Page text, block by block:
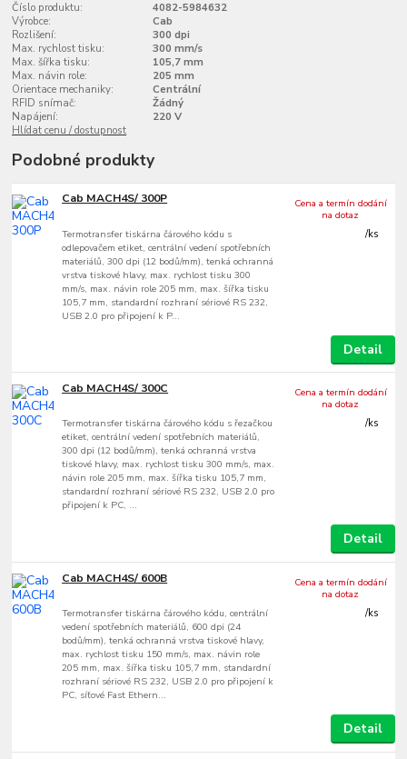
Číslo produktu:
4082-5984632
Výrobce:
Cab
Rozlišení:
300 dpi
Max. rychlost tisku:
300 mm/s
Max. šířka tisku:
105,7 mm
Max. návin role:
205 mm
Orientace mechaniky:
Centrální
RFID snímač:
Žádný
Napájení:
220 V
Hlídat cenu / dostupnost
Podobné produkty
Cab MACH4S/ 300P
Termotransfer tiskárna čárového kódu s
odlepovačem etiket, centrální vedení spotřebních
materiálů, 300 dpi (12 bodů/mm), tenká ochranná
vrstva tiskové hlavy, max. rychlost tisku 300
mm/s, max. návin role 205 mm, max. šířka tisku
105,7 mm, standardní rozhraní sériové RS 232,
USB 2.0 pro připojení k P...
/ks
Cena a termín dodání
na dotaz
Detail
Cab MACH4S/ 300C
Termotransfer tiskárna čárového kódu s řezačkou
etiket, centrální vedení spotřebních materiálů,
300 dpi (12 bodů/mm), tenká ochranná vrstva
tiskové hlavy, max. rychlost tisku 300 mm/s, max.
návin role 205 mm, max. šířka tisku 105,7 mm,
standardní rozhraní sériové RS 232, USB 2.0 pro
připojení k PC, ...
/ks
Cena a termín dodání
na dotaz
Detail
Cab MACH4S/ 600B
Termotransfer tiskárna čárového kódu, centrální
vedení spotřebních materiálů, 600 dpi (24
bodů/mm), tenká ochranná vrstva tiskové hlavy,
max. rychlost tisku 150 mm/s, max. návin role
205 mm, max. šířka tisku 105,7 mm, standardní
rozhraní sériové RS 232, USB 2.0 pro připojení k
PC, síťové Fast Ethern...
/ks
Cena a termín dodání
na dotaz
Detail